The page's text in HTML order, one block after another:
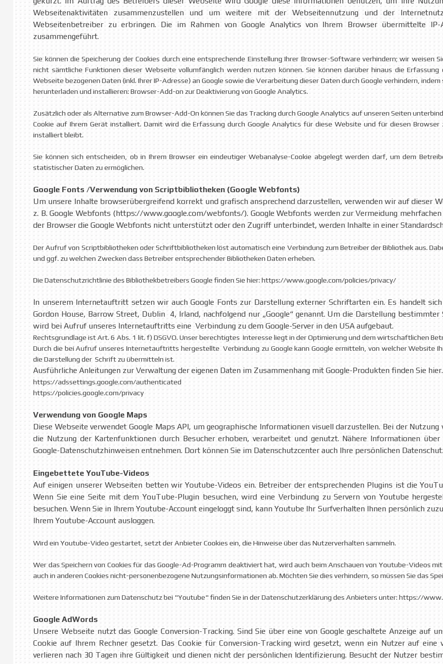
Webseitenaktivitäten zusammenzustellen und um weitere mit der Webseitennutzung und der
Webseitenbetreiber zu erbringen. Die im Rahmen von Google Analytics von Ihrem Browser übermittelte
zusammengeführt.
Sie können die Speicherung der Cookies durch eine entsprechende Einstellung Ihrer Browser-Software verhindern; wir weisen
nicht sämtliche Funktionen dieser Webseite vollumfänglich werden nutzen können. Sie können darüber hinaus die
Webseite bezogenen Daten (inkl. Ihrer IP-Adresse) an Google sowie die Verarbeitung dieser Daten durch Google verhindern,
herunterladen und installieren: Browser-Add-on zur Deaktivierung von Google Analytics.
Zusätzlich oder als Alternative zum Browser-Add-On können Sie das Tracking durch Google Analytics auf unseren Seiten
Cookie auf Ihrem Gerät installiert. Damit wird die Erfassung durch Google Analytics für diese Website und für diesen
installiert bleibt.
Sie können sich entscheiden, ob in Ihrem Browser ein eindeutiger Webanalyse-Cookie abgelegt werden darf, um dem
statistischer Daten zu ermöglichen.
Google Fonts /Verwendung von Scriptbibliotheken (Google Webfonts)
Um unsere Inhalte browserübergreifend korrekt und grafisch ansprechend darzustellen, verwenden wir auf dieser
z. B. Google Webfonts (https://www.google.com/webfonts/). Google Webfonts werden zur Vermeidung
der Browser die Google Webfonts nicht unterstützt oder den Zugriff unterbindet, werden Inhalte in einer
Der Aufruf von Scriptbibliotheken oder Schriftbibliotheken löst automatisch eine Verbindung zum Betreiber der Bibliothek aus.
und ggf. zu welchen Zwecken dass Betreiber entsprechender Bibliotheken Daten erheben.
Die Datenschutzrichtlinie des Bibliothekbetreibers Google finden Sie hier: https://www.google.com/policies/privacy/
In unserem Internetauftritt setzen wir auch Google Fonts zur Darstellung externer Schriftarten ein. Es handelt
Gordon House, Barrow Street, Dublin 4, Irland, nachfolgend nur „Google“ genannt. Um die Darstellung
wird bei Aufruf unseres Internetauftritts eine Verbindung zu dem Google-Server in den USA aufgebaut.
Rechtsgrundlage ist Art. 6 Abs. 1 lit. f) DSGVO. Unser berechtigtes Interesse liegt in der Optimierung und dem wirtschaftlichen
Durch die bei Aufruf unseres Internetauftritts hergestellte Verbindung zu Google kann Google ermitteln, von welcher Website
die Darstellung der Schrift zu übermitteln ist.
Ausführliche Anleitungen zur Verwaltung der eigenen Daten im Zusammenhang mit Google-Produkten finden Sie hier.
https://adssettings.google.com/authenticated
https://policies.google.com/privacy
Verwendung von Google Maps
Diese Webseite verwendet Google Maps API, um geographische Informationen visuell darzustellen. Bei der
die Nutzung der Kartenfunktionen durch Besucher erhoben, verarbeitet und genutzt. Nähere Informationen
Google-Datenschutzhinweisen entnehmen. Dort können Sie im Datenschutzcenter auch Ihre persönlichen
Eingebettete YouTube-Videos
Auf einigen unserer Webseiten betten wir Youtube-Videos ein. Betreiber der entsprechenden Plugins ist die
Wenn Sie eine Seite mit dem YouTube-Plugin besuchen, wird eine Verbindung zu Servern von Youtube
besuchen. Wenn Sie in Ihrem Youtube-Account eingeloggt sind, kann Youtube Ihr Surfverhalten Ihnen persönlich
Ihrem Youtube-Account ausloggen.
Wird ein Youtube-Video gestartet, setzt der Anbieter Cookies ein, die Hinweise über das Nutzerverhalten sammeln.
Wer das Speichern von Cookies für das Google-Ad-Programm deaktiviert hat, wird auch beim Anschauen von Youtube-Videos
auch in anderen Cookies nicht-personenbezogene Nutzungsinformationen ab. Möchten Sie dies verhindern, so müssen Sie das
Weitere Informationen zum Datenschutz bei "Youtube" finden Sie in der Datenschutzerklärung des Anbieters unter: https://
Google AdWords
Unsere Webseite nutzt das Google Conversion-Tracking. Sind Sie über eine von Google geschaltete Anzeige auf
Cookie auf Ihrem Rechner gesetzt. Das Cookie für Conversion-Tracking wird gesetzt, wenn ein Nutzer auf eine
verlieren nach 30 Tagen ihre Gültigkeit und dienen nicht der persönlichen Identifizierung. Besucht der Nutzer